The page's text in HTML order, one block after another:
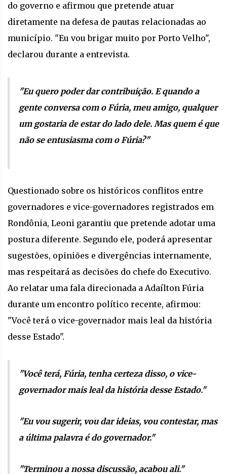
do governo e afirmou que pretende atuar
diretamente na defesa de pautas relacionadas ao
município. "Eu vou brigar muito por Porto Velho",
declarou durante a entrevista.
"Eu quero poder dar contribuição. E quando a
gente conversa com o Fúria, meu amigo, qualquer
um gostaria de estar do lado dele. Mas quem é que
não se entusiasma com o Fúria?"
Questionado sobre os históricos conflitos entre
governadores e vice-governadores registrados em
Rondônia, Leoni garantiu que pretende adotar uma
postura diferente. Segundo ele, poderá apresentar
sugestões, opiniões e divergências internamente,
mas respeitará as decisões do chefe do Executivo.
Ao relatar uma fala direcionada a Adaílton Fúria
durante um encontro político recente, afirmou:
"Você terá o vice-governador mais leal da história
desse Estado".
"Você terá, Fúria, tenha certeza disso, o vice-
governador mais leal da história desse Estado."
"Eu vou sugerir, vou dar ideias, vou contestar, mas
a última palavra é do governador."
"Terminou a nossa discussão, acabou ali."